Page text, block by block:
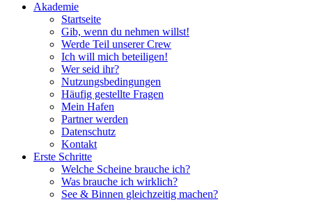
Akademie
Startseite
Gib, wenn du nehmen willst!
Werde Teil unserer Crew
Ich will mich beteiligen!
Wer seid ihr?
Nutzungsbedingungen
Häufig gestellte Fragen
Mein Hafen
Partner werden
Datenschutz
Kontakt
Erste Schritte
Welche Scheine brauche ich?
Was brauche ich wirklich?
See & Binnen gleichzeitig machen?